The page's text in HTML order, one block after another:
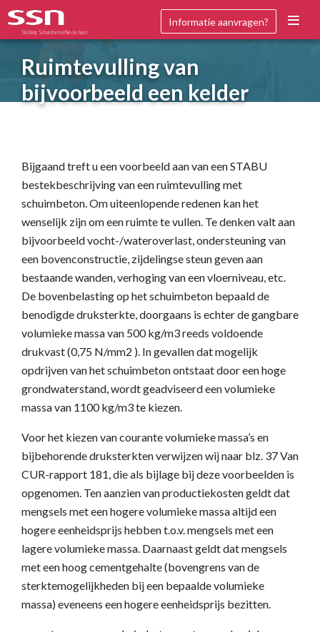
Stichting Schuimbeton Nederland
Informatie aanvragen?
Ruimtevulling van
bijvoorbeeld een kelder
Bijgaand treft u een voorbeeld aan van een STABU
bestekbeschrijving van een ruimtevulling met
schuimbeton. Om uiteenlopende redenen kan het
wenselijk zijn om een ruimte te vullen. Te denken valt aan
bijvoorbeeld vocht-/wateroverlast, ondersteuning van
een bovenconstructie, zijdelingse steun geven aan
bestaande wanden, verhoging van een vloerniveau, etc.
De bovenbelasting op het schuimbeton bepaald de
benodigde druksterkte, doorgaans is echter de gangbare
volumieke massa van 500 kg/m3 reeds voldoende
drukvast (0,75 N/mm2 ). In gevallen dat mogelijk
opdrijven van het schuimbeton ontstaat door een hoge
grondwaterstand, wordt geadviseerd een volumieke
massa van 1100 kg/m3 te kiezen.
Voor het kiezen van courante volumieke massa’s en
bijbehorende druksterkten verwijzen wij naar blz. 37 Van
CUR-rapport 181, die als bijlage bij deze voorbeelden is
opgenomen. Ten aanzien van productiekosten geldt dat
mengsels met een hogere volumieke massa altijd een
hogere eenheidsprijs hebben t.o.v. mengsels met een
lagere volumieke massa. Daarnaast geldt dat mengsels
met een hoog cementgehalte (bovengrens van de
sterktemogelijkheden bij een bepaalde volumieke
massa) eveneens een hogere eenheidsprijs bezitten.